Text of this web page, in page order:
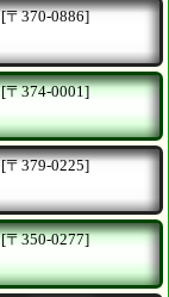
[〒370-0886]
[〒374-0001]
[〒379-0225]
[〒350-0277]